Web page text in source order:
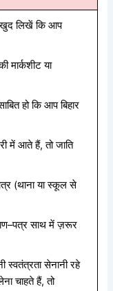
लिखें कि आप
मार्कशीट या
हो कि आप बिहार
में आते हैं,तो जाति
(थाना या स्कूल से
–पत्र साथ में ज़रूर
स्वतंत्रता सेनानी रहे
चाहते हैं,तो